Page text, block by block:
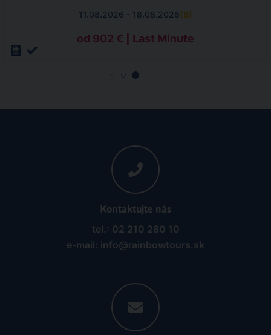
11.08.2026 - 18.08.2026(8)
od 902 € | Last Minute
Kontaktujte nás
tel.: 02 210 280 10
e-mail: info@rainbowtours.sk